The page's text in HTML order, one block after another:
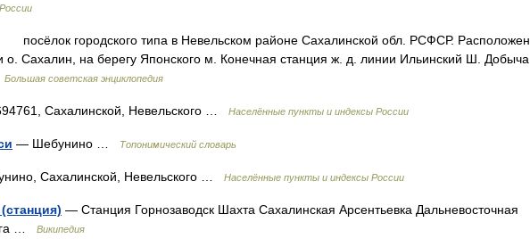
городского типа в Невельском районе Сахалинской обл. РСФСР. Расположен
о. Сахалин, на берегу Японского м. Конечная станция ж. д. линии Ильинский Ш. Добыча
Большая советская энциклопедия
Сахалинской, Невельского … Населённые пункты и индексы России
— Шебунино … Топонимический словарь
Сахалинской, Невельского … Населённые пункты и индексы России
— Станция Горнозаводск Шахта Сахалинская Арсентьевка Дальневосточная
…
Википедия